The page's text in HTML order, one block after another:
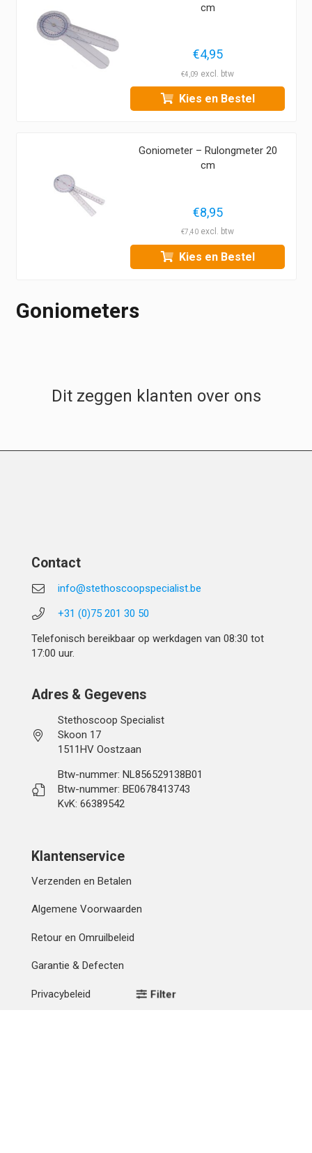
Filter
cm
€4,95
€4,09
Kies en Bestel
Goniometer – Rulongmeter 20
cm
€8,95
€7,40
Kies en Bestel
Goniometers
Dit zeggen klanten over ons
Contact
info@stethoscoopspecialist.be
+31 (0)75 201 30 50
Telefonisch bereikbaar op werkdagen van 08:30 tot
17:00 uur.
Adres & Gegevens
Stethoscoop Specialist
Skoon 17
1511HV Oostzaan
Btw-nummer: NL856529138B01
Btw-nummer: BE0678413743
KvK: 66389542
Klantenservice
Verzenden en Betalen
Algemene Voorwaarden
Retour en Omruilbeleid
Garantie & Defecten
Privacybeleid